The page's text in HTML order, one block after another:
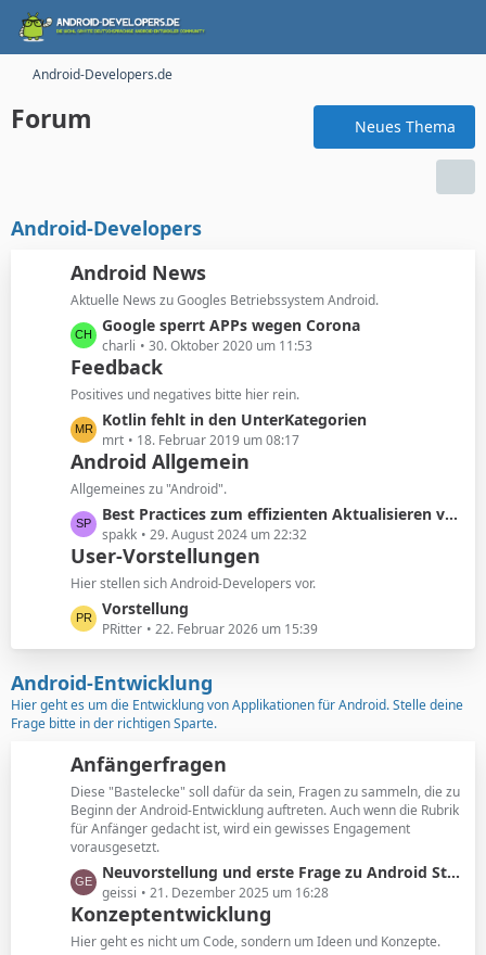
Android-Developers.de
Forum Neues Thema
Android-Developers
Android News
Aktuelle News zu Googles Betriebssystem Android.
L
e
t
z
e
B
i
t
r
ä
g
e
Google sperrt APPs wegen Corona
charli 30. Oktober 2020 um 11:53
Feedback
Positives und negatives bitte hier rein.
L
e
t
z
e
B
i
t
r
g
e
Kotlin fehlt in den UnterKategorien
mrt 18. Februar 2019 um 08:17
Android Allgemein
Allgemeines zu "Android".
L
e
t
z
e
B
i
t
r
ä
g
e
Best Practices zum effizienten Aktualisieren von RecyclerView in Android
spakk 29. August 2024 um 22:32
User-Vorstellungen
Hier stellen sich Android-Developers vor.
L
e
t
z
t
e
e
i
t
r
ä
g
e
Vorstellung
PRitter 22. Februar 2026 um 15:39
Android-Entwicklung
Hier geht es um die Entwicklung von Applikationen für Android. Stelle deine
Frage bitte in der richtigen Sparte.
Anfängerfragen
Diese "Bastelecke" soll dafür da sein, Fragen zu sammeln, die zu
Beginn der Android-Entwicklung auftreten. Auch wenn die Rubrik
für Anfänger gedacht ist, wird ein gewisses Engagement
vorausgesetzt.
L
e
t
z
Neuvorstellung und erste Frage zu Android Studio / Gemini AI
geissi 21. Dezember 2025 um 16:28
Konzeptentwicklung
Hier geht es nicht um Code, sondern um Ideen und Konzepte.